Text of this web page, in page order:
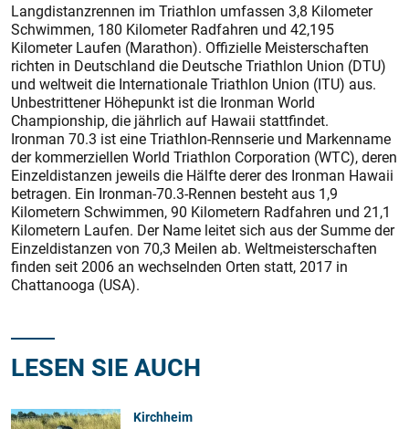
Langdistanzrennen im Triathlon umfassen 3,8 Kilometer
Schwimmen, 180 Kilometer Radfahren und 42,195
Kilometer Laufen (Marathon). Offizielle Meisterschaften
richten in Deutschland die Deutsche Triathlon Union (DTU)
und weltweit die Internationale Triathlon Union (ITU) aus.
Unbestrittener Höhepunkt ist die Ironman World
Championship, die jährlich auf Hawaii stattfindet.
Ironman 70.3 ist eine Triathlon-Rennserie und Markenname
der kommerziellen World Triathlon Corporation (WTC), deren
Einzeldistanzen jeweils die Hälfte derer des Ironman Hawaii
betragen. Ein Ironman-70.3-Rennen besteht aus 1,9
Kilometern Schwimmen, 90 Kilometern Radfahren und 21,1
Kilometern Laufen. Der Name leitet sich aus der Summe der
Einzeldistanzen von 70,3 Meilen ab. Weltmeisterschaften
finden seit 2006 an wechselnden Orten statt, 2017 in
Chattanooga (USA).
LESEN SIE AUCH
Kirchheim